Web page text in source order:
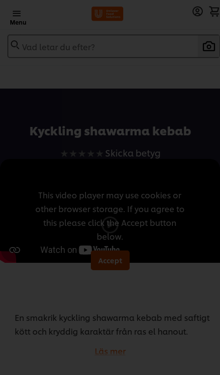
Menu
Vad letar du efter?
Kyckling shawarma kebab
Inga
skickats
för
denna
recipe
Skicka betyg
This video player may use cookies or
other browser storage. If you agree to
this please click the Accept button
below.
Accept
En smakrik kyckling shawarma kebab med saftigt
kött och kryddig karaktär från ras el hanout.
Läs mer